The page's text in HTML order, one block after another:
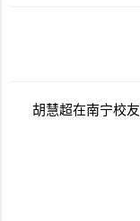
胡慧超在南宁校友